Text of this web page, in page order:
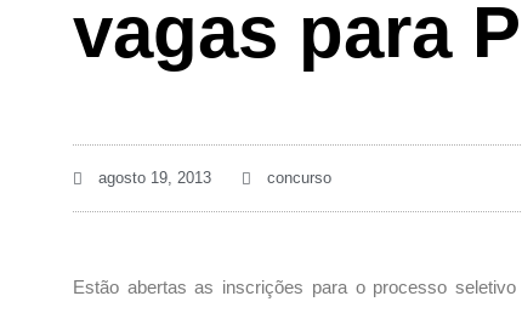
vagas para
agosto 19, 2013 concurso
Estão abertas as inscrições para o processo